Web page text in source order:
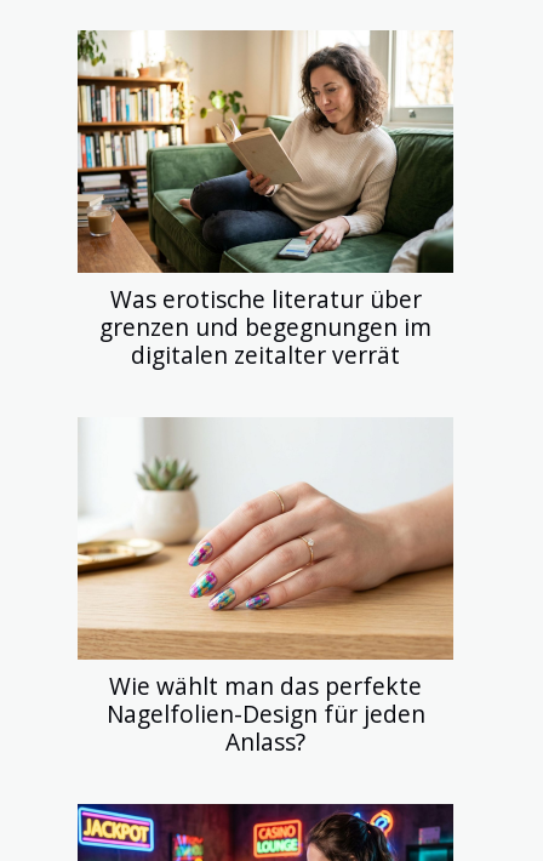
Was erotische literatur über
grenzen und begegnungen im
digitalen zeitalter verrät
Wie wählt man das perfekte
Nagelfolien-Design für jeden
Anlass?